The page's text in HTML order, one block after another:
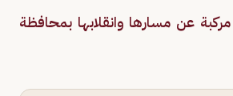
عن مسارها وانقلابها بمحافظة